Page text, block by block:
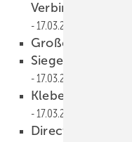
Verbindung mit
17.03.2022
Große
Siegenia lebt
17.03.2022
Klebedichtung
17.03.2022
Direct glazing